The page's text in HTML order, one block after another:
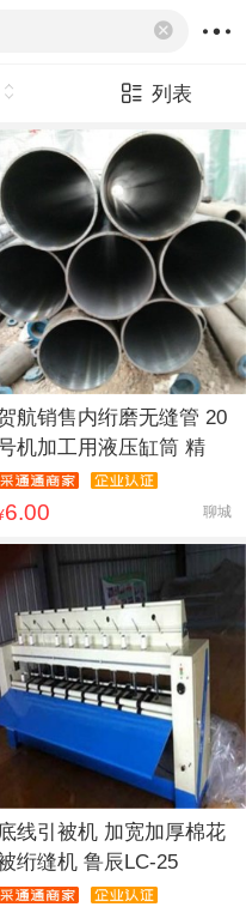
列表
航销售内绗磨无缝管 20
机加工用液压缸筒 精
6.00 聊城
线引被机 加宽加厚棉花
绗缝机 鲁辰LC-25